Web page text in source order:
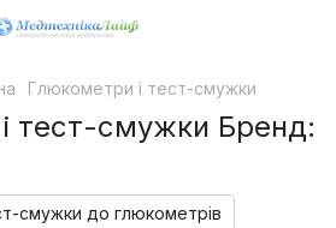
Глюкометри і тест-смужки
тест-смужки Бренд:
смужки до глюкометрів